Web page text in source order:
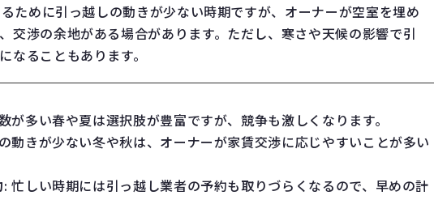
ために引っ越しの動きが少ない時期ですが、オーナーが空室を埋め
交渉の余地がある場合があります。ただし、寒さや天候の影響で引
なることもあります。
が多い春や夏は選択肢が豊富ですが、競争も激しくなります。
動きが少ない冬や秋は、オーナーが家賃交渉に応じやすいことが多い
: 忙しい時期には引っ越し業者の予約も取りづらくなるので、早めの計